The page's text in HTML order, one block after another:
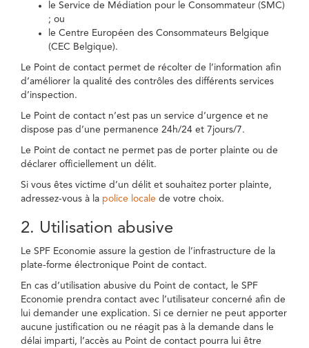
le Service de Médiation pour le Consommateur (SMC)
; ou
le Centre Européen des Consommateurs Belgique
(CEC Belgique).
Le Point de contact permet de récolter de l’information afin
d’améliorer la qualité des contrôles des différents services
d’inspection.
Le Point de contact n’est pas un service d’urgence et ne
dispose pas d’une permanence 24h/24 et 7jours/7.
Le Point de contact ne permet pas de porter plainte ou de
déclarer officiellement un délit.
Si vous êtes victime d’un délit et souhaitez porter plainte,
adressez-vous à la police locale de votre choix.
2. Utilisation abusive
Le SPF Economie assure la gestion de l’infrastructure de la
plate-forme électronique Point de contact.
En cas d’utilisation abusive du Point de contact, le SPF
Economie prendra contact avec l’utilisateur concerné afin de
lui demander une explication. Si ce dernier ne peut apporter
aucune justification ou ne réagit pas à la demande dans le
délai imparti, l’accès au Point de contact pourra lui être